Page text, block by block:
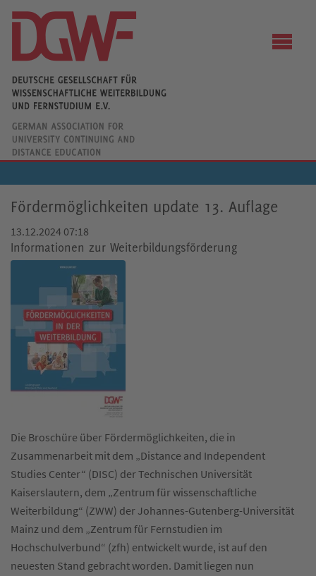
Fördermöglichkeiten update 13. Auflage
13.12.2024 07:18
Informationen zur Weiterbildungsförderung
Die Broschüre über Fördermöglichkeiten, die in
Zusammenarbeit mit dem „Distance and Independent
Studies Center“ (DISC) der Technischen Universität
Kaiserslautern, dem „Zentrum für wissenschaftliche
Weiterbildung“ (ZWW) der Johannes-Gutenberg-Universität
Mainz und dem „Zentrum für Fernstudien im
Hochschulverbund“ (zfh) entwickelt wurde, ist auf den
neuesten Stand gebracht worden. Damit liegen nun